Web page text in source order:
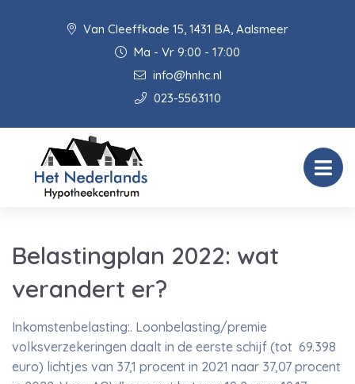
Van Cleeffkade 15, 1431 BA, Aalsmeer
Ma - Vr 9:00 - 17:00
info@hnhc.nl
023-5563110
Belastingplan 2022: wat
verandert er?
Inkomstenbelasting:. Loonbelasting/premie
volksverzekeringen daalt in de eerste schijf (tot 69.398
euro) lichtjes van 37,1 procent in 2021 naar 37,07 procent